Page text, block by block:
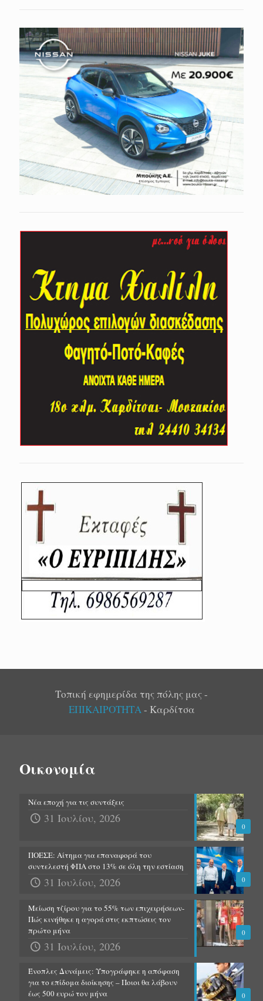
Τοπική εφημερίδα της πόλης μας -
ΕΠΙΚΑΙΡΟΤΗΤΑ- Καρδίτσα
Οικονομία
0
Νέα εποχή για τις συντάξεις
31 Ιουλίου, 2026
0
ΠΟΕΣΕ: Αίτημα για επαναφορά του
συντελεστή ΦΠΑ στο 13% σε όλη την εστίαση
31 Ιουλίου, 2026
0
Μείωση τζίρου για το 55% των επιχειρήσεων-
Πώς κινήθηκε η αγορά στις εκπτώσεις τον
πρώτο μήνα
31 Ιουλίου, 2026
0
Ένοπλες Δυνάμεις: Υπογράφηκε η απόφαση
για το επίδομα διοίκησης – Ποιοι θα λάβουν
έως 500 ευρώ τον μήνα